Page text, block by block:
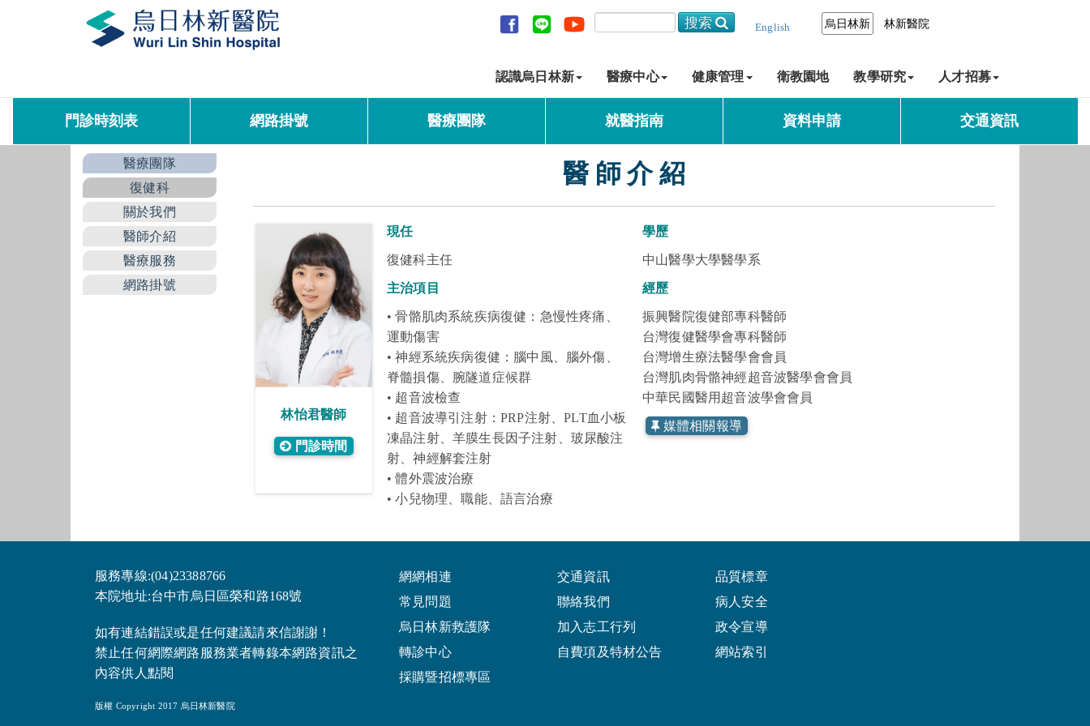
林新醫院
烏日林新
English
認識烏日林新 醫療中心 健康管理 衛教園地 教學研究 人才招募
門診時刻表 網路掛號 醫療團隊 就醫指南 資料申請 交通資訊
醫療團隊
復健科
關於我們
醫師介紹
醫療服務
網路掛號
醫 師 介 紹
林怡君醫師
門診時間
現任
復健科主任
主治項目
• 骨骼肌肉系統疾病復健：急慢性疼痛、
運動傷害
• 神經系統疾病復健 ： 腦中風、腦外傷、
脊髓損傷、腕隧道症候群
• 超音波檢查
• 超音波導引注射：PRP注射、PLT血小板
凍晶注射、羊膜生長因子注射、玻尿酸注
射、神經解套注射
• 體外震波治療
• 小兒物理、職能、語言治療
學歷
中山醫學大學醫學系
經歷
振興醫院復健部專科醫師
台灣復健醫學會專科醫師
台灣增生療法醫學會會員
台灣肌肉骨骼神經超音波醫學會會員
中華民國醫用超音波學會會員
媒體相關報導
服務專線:(04)23388766
本院地址:台中市烏日區榮和路168號
如有連結錯誤或是任何建議請來信謝謝！
禁止任何網際網路服務業者轉錄本網路資訊之
內容供人點閱
版權 Copyright 2017 烏日林新醫院
網網相連
常見問題
烏日林新救護隊
轉診中心
採購暨招標專區
交通資訊
聯絡我們
加入志工行列
自費項及特材公告
品質標章
病人安全
政令宣導
網站索引